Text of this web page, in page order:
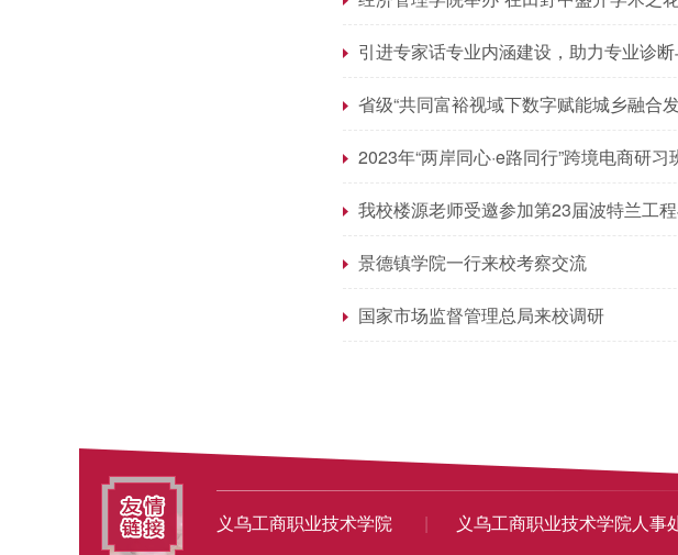
引进专家话专业内涵建设，助力专业诊
省级“共同富裕视域下数字赋能城乡融合
2023年“两岸同心·e路同行”跨境电商研习
我校楼源老师受邀参加第23届波特兰工
景德镇学院一行来校考察交流
国家市场监督管理总局来校调研
义乌工商职业技术学院 | 义乌工商职业技术学院人事